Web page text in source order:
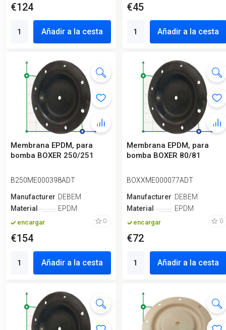
€124
Añadir a la cesta
€45
Añadir a la cesta
Membrana EPDM, para
bomba BOXER 250/251
B250ME000398ADT
ManufactureroDEBEM
Material
EPDM
encargar 0
€154
Añadir a la cesta
Membrana EPDM, para
bomba BOXER 80/81
BOXXME000077ADT
ManufactureroDEBEM
Material
EPDM
encargar 0
€72
Añadir a la cesta